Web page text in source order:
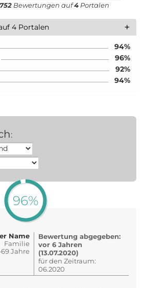
752Bewertungen auf4Portalen
+
4 Portalen
94%
96%
92%
94%
:
96%
Name
Familie
Jahre
Bewertung abgegeben:
vor 6 Jahren
(13.07.2020)
für den Zeitraum:
06.2020